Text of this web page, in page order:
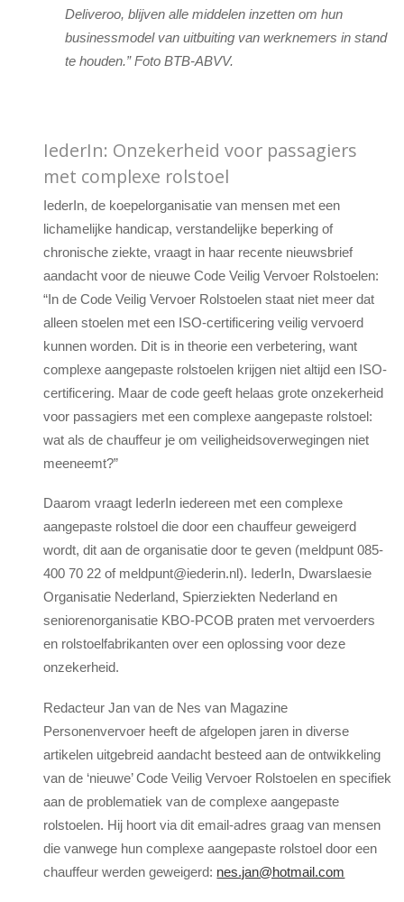
Deliveroo, blijven alle middelen inzetten om hun
businessmodel van uitbuiting van werknemers in stand
te houden.” Foto BTB-ABVV.
IederIn: Onzekerheid voor passagiers
met complexe rolstoel
IederIn, de koepelorganisatie van mensen met een
lichamelijke handicap, verstandelijke beperking of
chronische ziekte, vraagt in haar recente nieuwsbrief
aandacht voor de nieuwe Code Veilig Vervoer Rolstoelen:
“In de Code Veilig Vervoer Rolstoelen staat niet meer dat
alleen stoelen met een ISO-certificering veilig vervoerd
kunnen worden. Dit is in theorie een verbetering, want
complexe aangepaste rolstoelen krijgen niet altijd een ISO-
certificering. Maar de code geeft helaas grote onzekerheid
voor passagiers met een complexe aangepaste rolstoel:
wat als de chauffeur je om veiligheidsoverwegingen niet
meeneemt?”
Daarom vraagt IederIn iedereen met een complexe
aangepaste rolstoel die door een chauffeur geweigerd
wordt, dit aan de organisatie door te geven (meldpunt 085-
400 70 22 of meldpunt@iederin.nl). IederIn, Dwarslaesie
Organisatie Nederland, Spierziekten Nederland en
seniorenorganisatie KBO-PCOB praten met vervoerders
en rolstoelfabrikanten over een oplossing voor deze
onzekerheid.
Redacteur Jan van de Nes van Magazine
Personenvervoer heeft de afgelopen jaren in diverse
artikelen uitgebreid aandacht besteed aan de ontwikkeling
van de ‘nieuwe’ Code Veilig Vervoer Rolstoelen en specifiek
aan de problematiek van de complexe aangepaste
rolstoelen. Hij hoort via dit email-adres graag van mensen
die vanwege hun complexe aangepaste rolstoel door een
chauffeur werden geweigerd: nes.jan@hotmail.com